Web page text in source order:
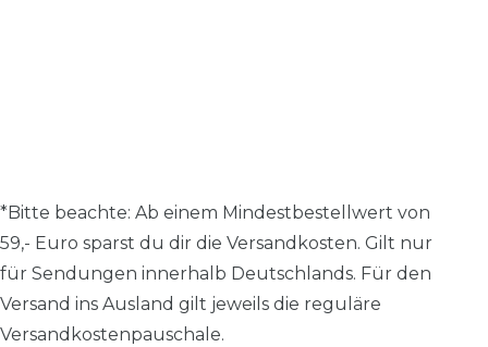
*Bitte beachte: Ab einem Mindestbestellwert von
59,- Euro sparst du dir die Versandkosten. Gilt nur
für Sendungen innerhalb Deutschlands. Für den
Versand ins Ausland gilt jeweils die reguläre
Versandkostenpauschale.